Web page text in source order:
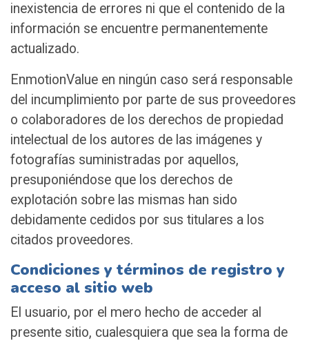
inexistencia de errores ni que el contenido de la
información se encuentre permanentemente
actualizado.
EnmotionValue en ningún caso será responsable
del incumplimiento por parte de sus proveedores
o colaboradores de los derechos de propiedad
intelectual de los autores de las imágenes y
fotografías suministradas por aquellos,
presuponiéndose que los derechos de
explotación sobre las mismas han sido
debidamente cedidos por sus titulares a los
citados proveedores.
Condiciones y términos de registro y
acceso al sitio web
El usuario, por el mero hecho de acceder al
presente sitio, cualesquiera que sea la forma de